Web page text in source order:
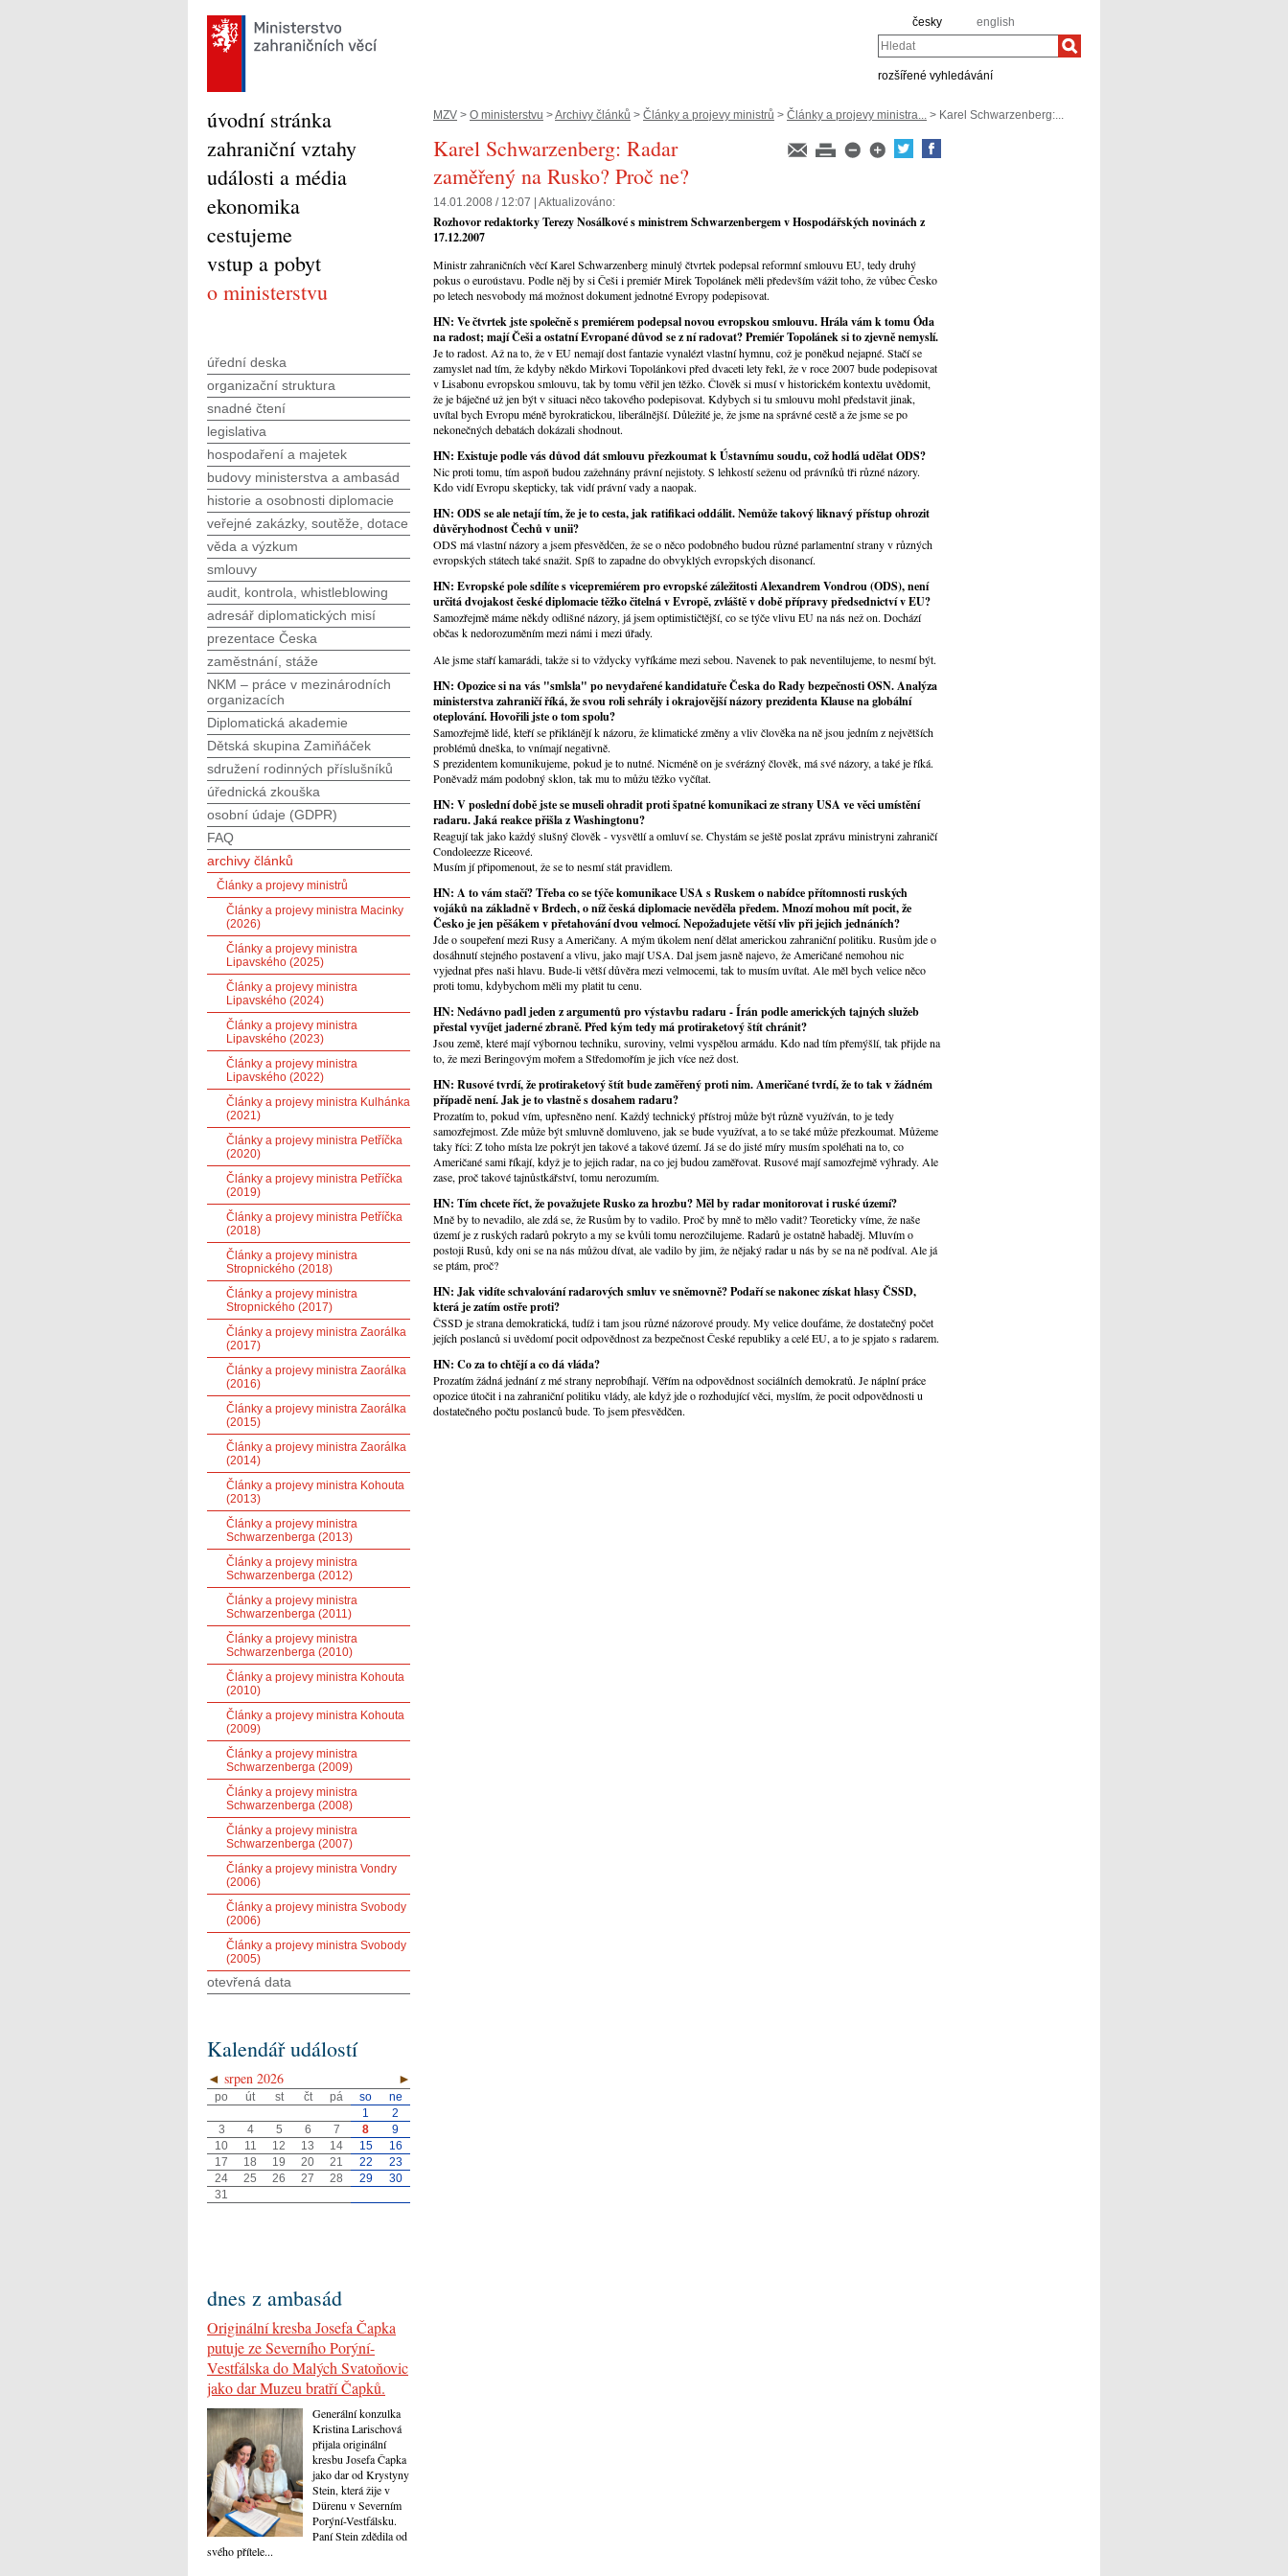
česky english
Hledat
rozšířené vyhledávání
MZV > O ministerstvu >Archivy článků > Články a projevy ministrů > Články a projevy ministra... > Karel Schwarzenberg:...
Karel Schwarzenberg: Radar
zaměřený na Rusko? Proč ne?
14.01.2008 / 12:07 | Aktualizováno:
Rozhovor redaktorky Terezy Nosálkové s ministrem Schwarzenbergem v Hospodářských novinách z
17.12.2007
Ministr zahraničních věcí Karel Schwarzenberg minulý čtvrtek podepsal reformní smlouvu EU, tedy druhý
pokus o euroústavu. Podle něj by si Češi i premiér Mirek Topolánek měli především vážit toho, že vůbec Česko
po letech nesvobody má možnost dokument jednotné Evropy podepisovat.
HN: Ve čtvrtek jste společně s premiérem podepsal novou evropskou smlouvu. Hrála vám k tomu Óda
na radost; mají Češi a ostatní Evropané důvod se z ní radovat? Premiér Topolánek si to zjevně nemyslí.
Je to radost. Až na to, že v EU nemají dost fantazie vynalézt vlastní hymnu, což je poněkud nejapné. Stačí se
zamyslet nad tím, že kdyby někdo Mirkovi Topolánkovi před dvaceti lety řekl, že v roce 2007 bude podepisovat
v Lisabonu evropskou smlouvu, tak by tomu věřil jen těžko. Člověk si musí v historickém kontextu uvědomit,
že je báječné už jen být v situaci něco takového podepisovat. Kdybych si tu smlouvu mohl představit jinak,
uvítal bych Evropu méně byrokratickou, liberálnější. Důležité je, že jsme na správné cestě a že jsme se po
nekonečných debatách dokázali shodnout.
HN: Existuje podle vás důvod dát smlouvu přezkoumat k Ústavnímu soudu, což hodlá udělat ODS?
Nic proti tomu, tím aspoň budou zažehnány právní nejistoty. S lehkostí seženu od právníků tři různé názory.
Kdo vidí Evropu skepticky, tak vidí právní vady a naopak.
HN: ODS se ale netají tím, že je to cesta, jak ratifikaci oddálit. Nemůže takový liknavý přístup ohrozit
důvěryhodnost Čechů v unii?
ODS má vlastní názory a jsem přesvědčen, že se o něco podobného budou různé parlamentní strany v různých
evropských státech také snažit. Spíš to zapadne do obvyklých evropských disonancí.
HN: Evropské pole sdílíte s vicepremiérem pro evropské záležitosti Alexandrem Vondrou (ODS), není
určitá dvojakost české diplomacie těžko čitelná v Evropě, zvláště v době přípravy předsednictví v EU?
Samozřejmě máme někdy odlišné názory, já jsem optimističtější, co se týče vlivu EU na nás než on. Dochází
občas k nedorozuměním mezi námi i mezi úřady.
Ale jsme staří kamarádi, takže si to vždycky vyříkáme mezi sebou. Navenek to pak neventilujeme, to nesmí být.
HN: Opozice si na vás "smlsla" po nevydařené kandidatuře Česka do Rady bezpečnosti OSN. Analýza
ministerstva zahraničí říká, že svou roli sehrály i okrajovější názory prezidenta Klause na globální
oteplování. Hovořili jste o tom spolu?
Samozřejmě lidé, kteří se přiklánějí k názoru, že klimatické změny a vliv člověka na ně jsou jedním z největších
problémů dneška, to vnímají negativně.
S prezidentem komunikujeme, pokud je to nutné. Nicméně on je svérázný člověk, má své názory, a také je říká.
Poněvadž mám podobný sklon, tak mu to můžu těžko vyčítat.
HN: V poslední době jste se museli ohradit proti špatné komunikaci ze strany USA ve věci umístění
radaru. Jaká reakce přišla z Washingtonu?
Reagují tak jako každý slušný člověk - vysvětlí a omluví se. Chystám se ještě poslat zprávu ministryni zahraničí
Condoleezze Riceové.
Musím jí připomenout, že se to nesmí stát pravidlem.
HN: A to vám stačí? Třeba co se týče komunikace USA s Ruskem o nabídce přítomnosti ruských
vojáků na základně v Brdech, o níž česká diplomacie nevěděla předem. Mnozí mohou mít pocit, že
Česko je jen pěšákem v přetahování dvou velmocí. Nepožadujete větší vliv při jejich jednáních?
Jde o soupeření mezi Rusy a Američany. A mým úkolem není dělat americkou zahraniční politiku. Rusům jde o
dosáhnutí stejného postavení a vlivu, jako mají USA. Dal jsem jasně najevo, že Američané nemohou nic
vyjednat přes naši hlavu. Bude-li větší důvěra mezi velmocemi, tak to musím uvítat. Ale měl bych velice něco
proti tomu, kdybychom měli my platit tu cenu.
HN: Nedávno padl jeden z argumentů pro výstavbu radaru - Írán podle amerických tajných služeb
přestal vyvíjet jaderné zbraně. Před kým tedy má protiraketový štít chránit?
Jsou země, které mají výbornou techniku, suroviny, velmi vyspělou armádu. Kdo nad tím přemýšlí, tak přijde na
to, že mezi Beringovým mořem a Středomořím je jich více než dost.
HN: Rusové tvrdí, že protiraketový štít bude zaměřený proti nim. Američané tvrdí, že to tak v žádném
případě není. Jak je to vlastně s dosahem radaru?
Prozatím to, pokud vím, upřesněno není. Každý technický přístroj může být různě využíván, to je tedy
samozřejmost. Zde může být smluvně domluveno, jak se bude využívat, a to se také může přezkoumat. Můžeme
taky říci: Z toho místa lze pokrýt jen takové a takové území. Já se do jisté míry musím spoléhati na to, co
Američané sami říkají, když je to jejich radar, na co jej budou zaměřovat. Rusové mají samozřejmě výhrady. Ale
zase, proč takové tajnůstkářství, tomu nerozumím.
HN: Tím chcete říct, že považujete Rusko za hrozbu? Měl by radar monitorovat i ruské území?
Mně by to nevadilo, ale zdá se, že Rusům by to vadilo. Proč by mně to mělo vadit? Teoreticky víme, že naše
území je z ruských radarů pokryto a my se kvůli tomu nerozčilujeme. Radarů je ostatně habaděj. Mluvím o
postoji Rusů, kdy oni se na nás můžou dívat, ale vadilo by jim, že nějaký radar u nás by se na ně podíval. Ale já
se ptám, proč?
HN: Jak vidíte schvalování radarových smluv ve sněmovně? Podaří se nakonec získat hlasy ČSSD,
která je zatím ostře proti?
ČSSD je strana demokratická, tudíž i tam jsou různé názorové proudy. My velice doufáme, že dostatečný počet
jejích poslanců si uvědomí pocit odpovědnost za bezpečnost České republiky a celé EU, a to je spjato s radarem.
HN: Co za to chtějí a co dá vláda?
Prozatím žádná jednání z mé strany neprobíhají. Věřím na odpovědnost sociálních demokratů. Je náplní práce
opozice útočit i na zahraniční politiku vlády, ale když jde o rozhodující věci, myslím, že pocit odpovědnosti u
dostatečného počtu poslanců bude. To jsem přesvědčen.
úvodní stránka
zahraniční vztahy
události a média
ekonomika
cestujeme
vstup a pobyt
o ministerstvu
úřední deska
organizační struktura
snadné čtení
legislativa
hospodaření a majetek
budovy ministerstva a ambasád
historie a osobnosti diplomacie
veřejné zakázky, soutěže, dotace
věda a výzkum
smlouvy
audit, kontrola, whistleblowing
adresář diplomatických misí
prezentace Česka
zaměstnání, stáže
NKM – práce v mezinárodních
organizacích
Diplomatická akademie
Dětská skupina Zamiňáček
sdružení rodinných příslušníků
úřednická zkouška
osobní údaje (GDPR)
FAQ
archivy článků
Články a projevy ministrů
Články a projevy ministra Macinky
(2026)
Články a projevy ministra
Lipavského (2025)
Články a projevy ministra
Lipavského (2024)
Články a projevy ministra
Lipavského (2023)
Články a projevy ministra
Lipavského (2022)
Články a projevy ministra Kulhánka
(2021)
Články a projevy ministra Petříčka
(2020)
Články a projevy ministra Petříčka
(2019)
Články a projevy ministra Petříčka
(2018)
Články a projevy ministra
Stropnického (2018)
Články a projevy ministra
Stropnického (2017)
Články a projevy ministra Zaorálka
(2017)
Články a projevy ministra Zaorálka
(2016)
Články a projevy ministra Zaorálka
(2015)
Články a projevy ministra Zaorálka
(2014)
Články a projevy ministra Kohouta
(2013)
Články a projevy ministra
Schwarzenberga (2013)
Články a projevy ministra
Schwarzenberga (2012)
Články a projevy ministra
Schwarzenberga (2011)
Články a projevy ministra
Schwarzenberga (2010)
Články a projevy ministra Kohouta
(2010)
Články a projevy ministra Kohouta
(2009)
Články a projevy ministra
Schwarzenberga (2009)
Články a projevy ministra
Schwarzenberga (2008)
Články a projevy ministra
Schwarzenberga (2007)
Články a projevy ministra Vondry
(2006)
Články a projevy ministra Svobody
(2006)
Články a projevy ministra Svobody
(2005)
otevřená data
Kalendář událostí
◄ ►
srpen 2026
po út st čt pá so
ne
1
2
3
4 5 6 7 8
9
10
11 12 13 14 15
16
17
18 19 20 21 22
23
24
25 26 27 28 29
30
31
dnes z ambasád
Originální kresba Josefa Čapka
putuje ze Severního Porýní-
Vestfálska do Malých Svatoňovic
jako dar Muzeu bratří Čapků.
Generální konzulka
Kristina Larischová
přijala originální
kresbu Josefa Čapka
jako dar od Krystyny
Stein, která žije v
Dürenu v Severním
Porýní-Vestfálsku.
Paní Stein zdědila od
svého přítele...